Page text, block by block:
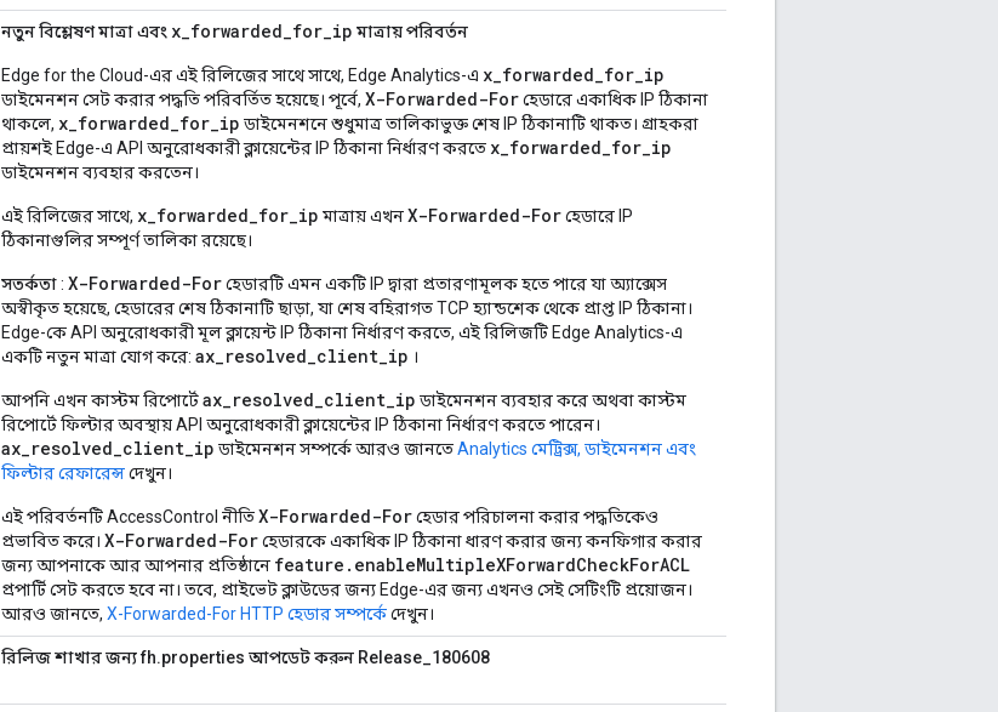
নতুন বিশ্লেষণ মাত্রা এবং x_forwarded_for_ip মাত্রায় পরিবর্তন
Edge for the Cloud-এর এই রিলিজের সাথে সাথে, Edge Analytics-এ x_forwarded_for_ip
ডাইমেনশন সেট করার পদ্ধতি পরিবর্তিত হয়েছে। পূর্বে, X-Forwarded-Forহেডারে একাধিক IP ঠিকানা
থাকলে, x_forwarded_for_ip ডাইমেনশনে শুধুমাত্র তালিকাভুক্ত শেষ IP ঠিকানাটি থাকত। গ্রাহকরা
প্রায়শই Edge-এ API অনুরোধকারী ক্লায়েন্টের IP ঠিকানা নির্ধারণ করতে x_forwarded_for_ip
ডাইমেনশন ব্যবহার করতেন।
এই রিলিজের সাথে, x_forwarded_for_ip মাত্রায় এখনX-Forwarded-Forহেডারে IP
ঠিকানাগুলির সম্পূর্ণ তালিকা রয়েছে।
সতর্কতা: X-Forwarded-Forহেডারটি এমন একটি IP দ্বারা প্রতারণামূলক হতে পারে যা অ্যাক্সেস
অস্বীকৃত হয়েছে, হেডারের শেষ ঠিকানাটি ছাড়া, যা শেষ বহিরাগত TCP হ্যান্ডশেক থেকে প্রাপ্ত IP ঠিকানা।
Edge-কে API অনুরোধকারী মূল ক্লায়েন্ট IP ঠিকানা নির্ধারণ করতে, এই রিলিজটি Edge Analytics-এ
একটি নতুন মাত্রা যোগ করে: ax_resolved_client_ip ।
আপনি এখন কাস্টম রিপোর্টেax_resolved_client_ip ডাইমেনশন ব্যবহার করে অথবা কাস্টম
রিপোর্টে ফিল্টার অবস্থায় API অনুরোধকারী ক্লায়েন্টের IP ঠিকানা নির্ধারণ করতে পারেন।
ax_resolved_client_ip ডাইমেনশন সম্পর্কে আরও জানতেAnalytics মেট্রিক্স, ডাইমেনশন এবং
ফিল্টার রেফারেন্সদেখুন।
এই পরিবর্তনটি AccessControl নীতিX-Forwarded-Forহেডার পরিচালনা করার পদ্ধতিকেও
প্রভাবিত করে। X-Forwarded-Forহেডারকে একাধিক IP ঠিকানা ধারণ করার জন্য কনফিগার করার
জন্য আপনাকে আর আপনার প্রতিষ্ঠানে feature.enableMultipleXForwardCheckForACL
প্রপার্টি সেট করতে হবে না। তবে, প্রাইভেট ক্লাউডের জন্য Edge-এর জন্য এখনও সেই সেটিংটি প্রয়োজন।
আরও জানতে, X-Forwarded-For HTTP হেডার সম্পর্কেদেখুন।
রিলিজ শাখার জন্য fh.properties আপডেট করুন Release_180608